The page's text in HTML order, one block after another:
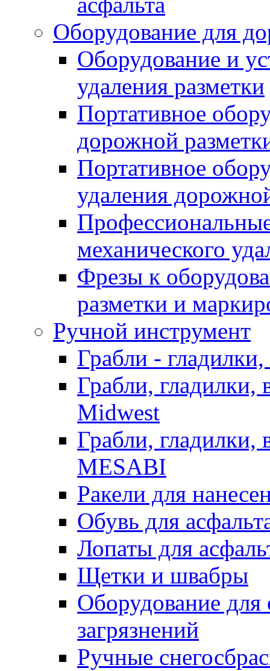
Оборудование для
Оборудование и
удаления разметки
Портативное
дорожной
Портативное
удаления
механического
Фрезы к
разметки и
Ручной инструмент
Грабли -
Грабли, гладилки,
Midwest
Грабли, гладилки,
MESABI
Ракели для
Обувь для
Лопаты для
Щетки и швабры
Оборудование для
загрязнений
Ручные